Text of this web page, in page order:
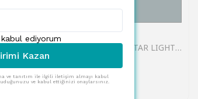
SEPETE EKLE
EGLO
Eglo 411336 "DIAMOND STAR LIGHT" 100 Ledli Dekoratif Aydınlatma 750Cm Uzunluğunda 2600K
%70 ₺ 1,095.00
kabul ediyorum
Kazan
ve tanıtım ile ilgili iletişim almayı kabul
ve kabul ettiğinizi onaylarsınız.